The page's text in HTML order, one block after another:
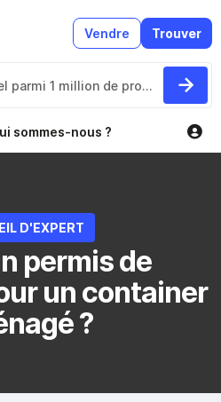
Vendre Trouver
sommes-nous ?
D'EXPERT
permis de
un container
?